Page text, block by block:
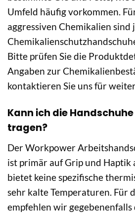
Umfeld häufig vorkommen.
aggressiven Chemikalien sind
Bitte prüfen Sie die
Angaben zur
kontaktieren Sie uns für
Kann ich die
tragen?
Der Workpower
ist primär auf Grip und Haptik
bietet keine spezifische
sehr kalte Temperaturen. Für
empfehlen wir gegebenenfalls